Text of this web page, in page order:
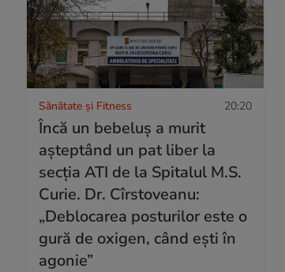
Sănătate și Fitness 20:20
Încă un bebeluș a murit
așteptând un pat liber la
secția ATI de la Spitalul M.S.
Curie. Dr. Cîrstoveanu:
„Deblocarea posturilor este o
gură de oxigen, când ești în
agonie”